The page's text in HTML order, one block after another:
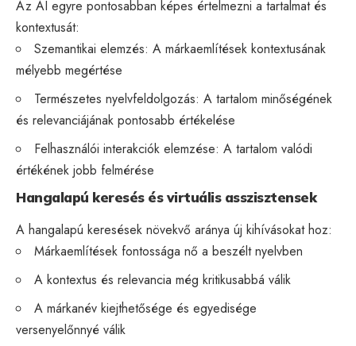
Az AI egyre pontosabban képes értelmezni a tartalmat és
kontextusát:
Szemantikai elemzés: A márkaemlítések kontextusának
mélyebb megértése
Természetes nyelvfeldolgozás: A tartalom minőségének
és relevanciájának pontosabb értékelése
Felhasználói interakciók elemzése: A tartalom valódi
értékének jobb felmérése
Hangalapú keresés és virtuális asszisztensek
A hangalapú keresések növekvő aránya új kihívásokat hoz:
Márkaemlítések fontossága nő a beszélt nyelvben
A kontextus és relevancia még kritikusabbá válik
A márkanév kiejthetősége és egyedisége
versenyelőnnyé válik